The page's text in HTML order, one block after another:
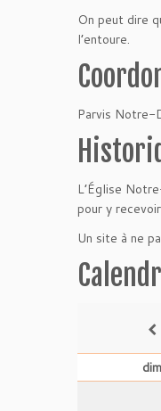
On peut dire
l’entoure.
Parvis Notre-
L’Église
pour y
Un site à ne
dim